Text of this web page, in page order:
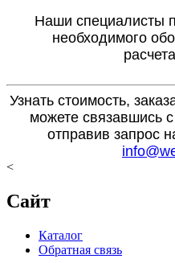
Наши специалисты
необходимого
Узнать стоимость,
можете связавшись
отправив запрос
<
Сайт
Каталог
Обратная связь